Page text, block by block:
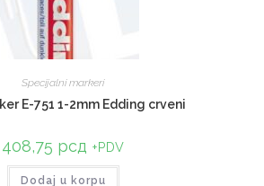
Specijalni markeri
E-751 1-2mm Edding crveni
408,75 рсд +PDV
Dodaj u korpu